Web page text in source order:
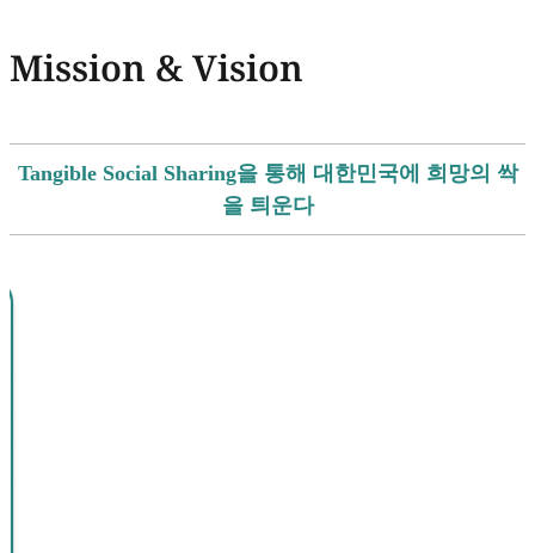
Mission & Vision
Tangible Social Sharing을 통해 대한민국에 희망의 싹
을 틔운다